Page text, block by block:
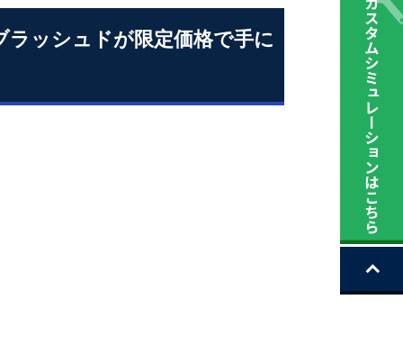
ッシュドが限定価格で手に